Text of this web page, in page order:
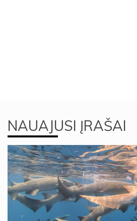
NAUAJUSI ĮRAŠAI